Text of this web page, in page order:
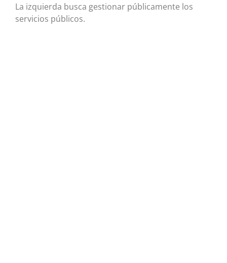
La izquierda busca gestionar públicamente los
servicios públicos.